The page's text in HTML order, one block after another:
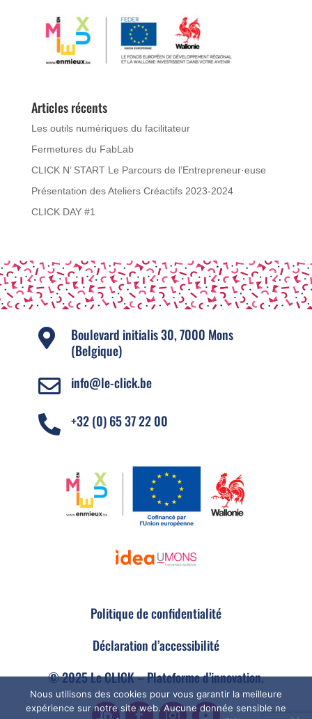
Articles récents
Les outils numériques du facilitateur
Fermetures du FabLab
CLICK N’ START Le Parcours de l’Entrepreneur·euse
Présentation des Ateliers Créactifs 2023-2024
CLICK DAY #1

Boulevard initialis 30, 7000 Mons
(Belgique)
 info@le-click.be
 +32 (0) 65 37 22 00
Politique de confidentialité
Déclaration d’accessibilité
© 2025 Le CLICK – Plateforme d’innovation.
Nous utilisons des cookies pour vous garantir la meilleure
expérience sur notre site web. Aucune donnée sensible ne